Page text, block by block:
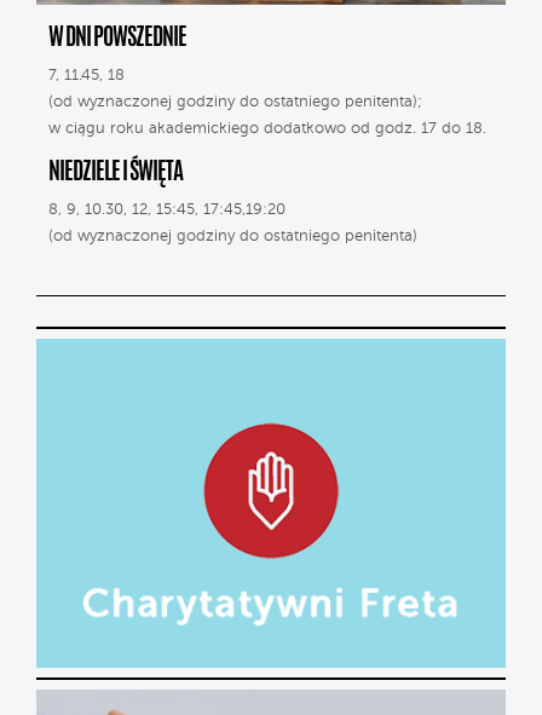
W DNI POWSZEDNIE
7, 11.45, 18
(od wyznaczonej godziny do ostatniego penitenta);
w ciągu roku akademickiego dodatkowo od godz. 17 do 18.
NIEDZIELE I ŚWIĘTA
8, 9, 10.30, 12, 15:45, 17:45,19:20
(od wyznaczonej godziny do ostatniego penitenta)